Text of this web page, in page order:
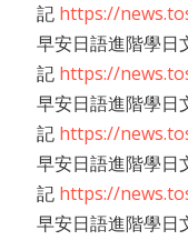
記 https://
早安日語進階學日
記 https://
早安日語進階學日
記 https://
早安日語進階學日
記 https://
早安日語進階學日